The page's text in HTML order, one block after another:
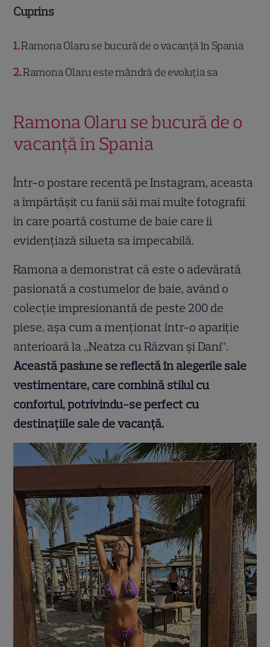
Cuprins
1 Ramona Olaru se bucură de o vacanță în Spania
2 Ramona Olaru este mândră de evoluția sa
Ramona Olaru se bucură de o
vacanță în Spania
Într-o postare recentă pe Instagram, aceasta
a împărtășit cu fanii săi mai multe fotografii
în care poartă costume de baie care îi
evidențiază silueta sa impecabilă.
Ramona a demonstrat că este o adevărată
pasionată a costumelor de baie, având o
colecție impresionantă de peste 200 de
piese, așa cum a menționat într-o apariție
anterioară la „Neatza cu Răzvan și Dani”.
Această pasiune se reflectă în alegerile sale
vestimentare, care combină stilul cu
confortul, potrivindu-se perfect cu
destinațiile sale de vacanță.